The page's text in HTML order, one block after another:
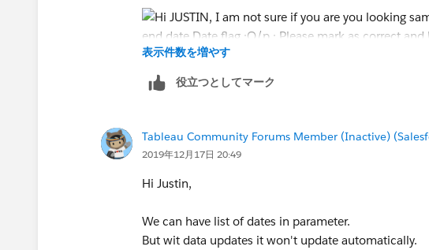
O/p :
Please mark as correct and helpful if this helps.
Shruten
表示件数を増やす
役立つとしてマーク
Tableau Community Forums Member (Inactive)
2019年12月17日 20:49
Hi Justin,
We can have list of dates in parameter.
But wit data updates it won't update automatically.